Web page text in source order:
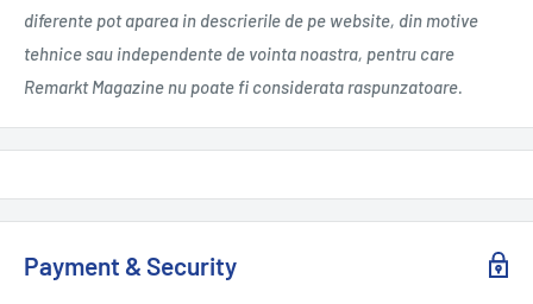
diferente pot aparea in descrierile de pe website, din motive
tehnice sau independente de vointa noastra, pentru care
Remarkt Magazine nu poate fi considerata raspunzatoare.
Payment & Security